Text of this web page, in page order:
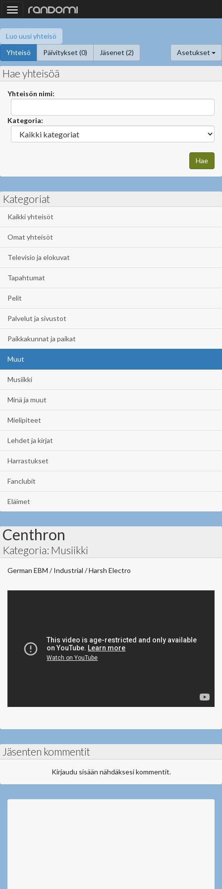
Toggle
navigation
Luo uusi yhteisö
Yhteisö
Päivitykset (0) Jäsenet (2) Asetukset
Hae yhteisöä
Yhteisön nimi:
Kategoria:
Kategoriat
Kaikki yhteisöt
Omat yhteisöt
Televisio ja elokuvat
Tapahtumat
Pelit
Palvelut ja sivustot
Paikkakunnat ja paikat
Muut
Musiikki
Minä ja muut
Mielipiteet
Lehdet ja kirjat
Harrastukset
Fanclubit
Eläimet
Centhron
Kategoria: Musiikki
German EBM / Industrial / Harsh Electro
Jäsenten kommentit
Kirjaudu sisään nähdäksesi kommentit.